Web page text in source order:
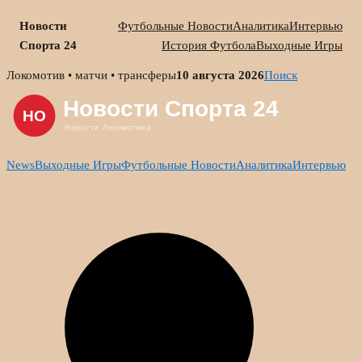
Новости
Спорта 24
Футбольные НовостиАналитикаИнтервью
История ФутболаВыходные Игры
Skip
content
Локомотив • матчи • трансферы10 августа 2026Поиск
NewsВыходные ИгрыФутбольные НовостиАналитикаИнтервью